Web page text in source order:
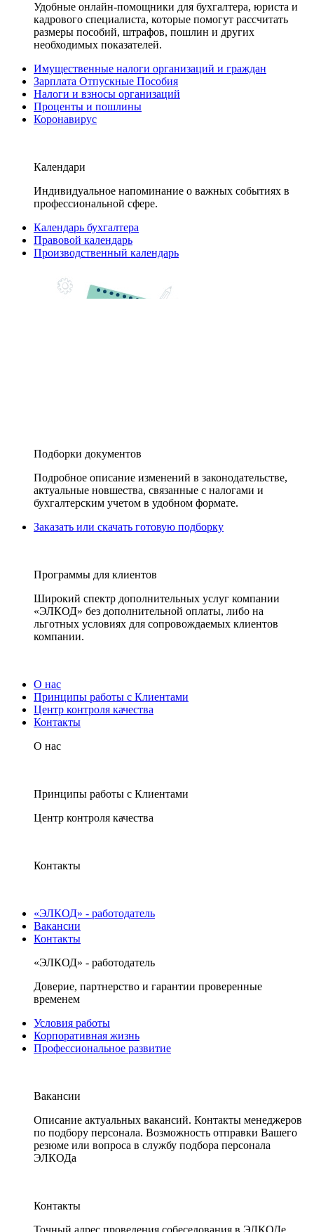
Удобные онлайн-помощники для бухгалтера, юриста и
кадрового специалиста, которые помогут рассчитать
размеры пособий, штрафов, пошлин и других
необходимых показателей.
Имущественные налоги организаций и граждан
Зарплата Отпускные Пособия
Налоги и взносы организаций
Проценты и пошлины
Коронавирус
Календари
Индивидуальное напоминание о важных событиях в
профессиональной сфере.
Календарь бухгалтера
Правовой календарь
Производственный календарь
Подборки документов
Подробное описание изменений в законодательстве,
актуальные новшества, связанные с налогами и
бухгалтерским учетом в удобном формате.
Заказать или скачать готовую подборку
Программы для клиентов
Широкий спектр дополнительных услуг компании
«ЭЛКОД» без дополнительной оплаты, либо на
льготных условиях для сопровождаемых клиентов
компании.
О нас
Принципы работы с Клиентами
Центр контроля качества
Контакты
О нас
Принципы работы с Клиентами
Центр контроля качества
Контакты
«ЭЛКОД» - работодатель
Вакансии
Контакты
«ЭЛКОД» - работодатель
Доверие, партнерство и гарантии проверенные
временем
Условия работы
Корпоративная жизнь
Профессиональное развитие
Вакансии
Описание актуальных вакансий. Контакты менеджеров
по подбору персонала. Возможность отправки Вашего
резюме или вопроса в службу подбора персонала
ЭЛКОДа
Контакты
Точный адрес проведения собеседования в ЭЛКОДе.